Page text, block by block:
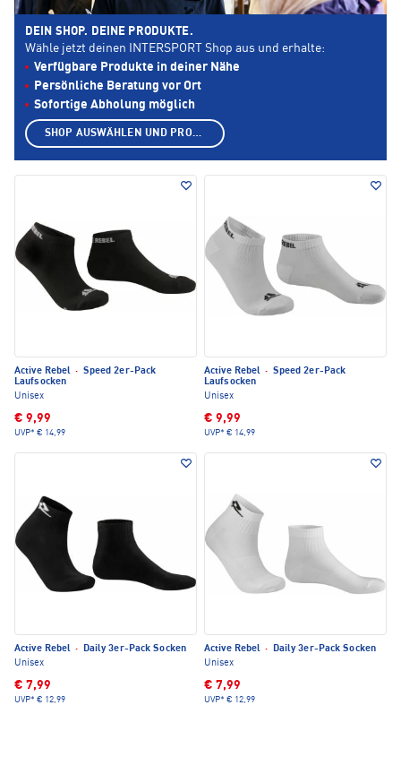
Active Rebel · Speed 2er-Pack
Laufsocken
Unisex
€ 9,99
UVP* € 14,99
Active Rebel · Speed 2er-Pack
Laufsocken
Unisex
€ 9,99
UVP* € 14,99
Active Rebel ·
Daily 3er-Pack Socken
Unisex
€ 7,99
UVP* € 12,99
Active Rebel ·
Daily 3er-Pack Socken
Unisex
€ 7,99
UVP* € 12,99
DEIN SHOP. DEINE PRODUKTE.
Wähle jetzt deinen INTERSPORT Shop aus und erhalte:
Verfügbare Produkte in deiner Nähe
Persönliche Beratung vor Ort
Sofortige Abholung möglich
SHOP AUSWÄHLEN UND PRODUKTE ANZEIGEN